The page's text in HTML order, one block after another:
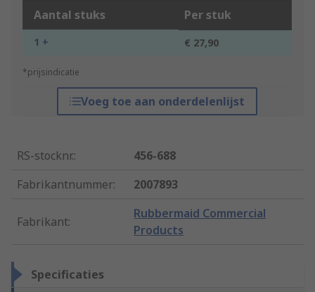
Aantal stuks Per stuk
1 + € 27,90
*prijsindicatie
Voeg toe aan onderdelenlijst
RS-stocknr.:
456-688
Fabrikantnummer: 2007893
Fabrikant:
Rubbermaid Commercial
Products
Specificaties